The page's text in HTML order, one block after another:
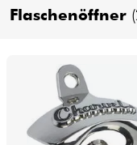
Gitarre & Bass
Klaviere & Piano
Synths &
Flaschenöffner